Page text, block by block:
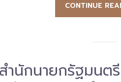
CONTINUE
ำนักนายกรัฐมน